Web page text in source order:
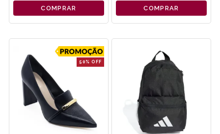
COMPRAR COMPRAR
50% OFF